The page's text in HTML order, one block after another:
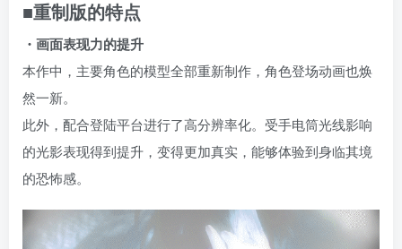
■重制版的特点
・画面表现力的提升
本作中，主要角色的模型全部重新制作，角色登场动画也焕
然一新。
此外，配合登陆平台进行了高分辨率化。受手电筒光线影响
的光影表现得到提升，变得更加真实，能够体验到身临其境
的恐怖感。